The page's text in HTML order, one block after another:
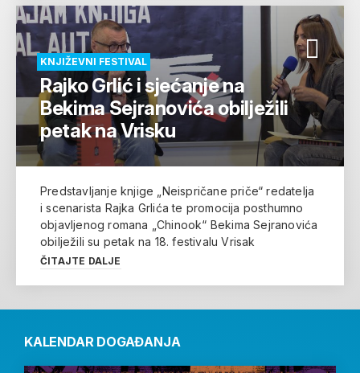
KNJIŽEVNI FESTIVAL
Rajko Grlić i sjećanje na
Bekima Sejranovića obilježili
petak na Vrisku
Predstavljanje knjige „Neispričane priče“ redatelja
i scenarista Rajka Grlića te promocija posthumno
objavljenog romana „Chinook“ Bekima Sejranovića
obilježili su petak na 18. festivalu Vrisak
ČITAJTE DALJE
KALENDAR DOGAĐANJA